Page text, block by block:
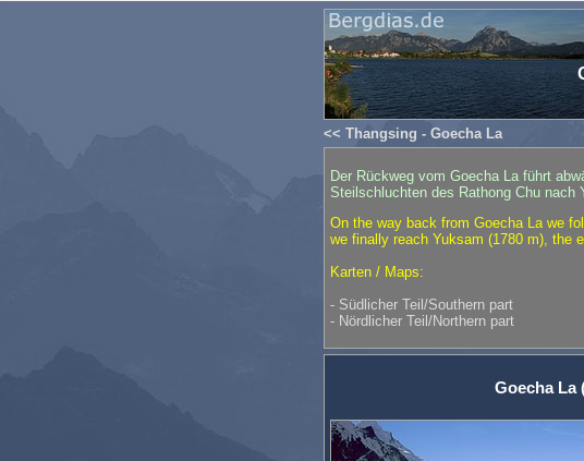
<< Thangsing - Goecha La
Der Rückweg vom Goecha La führt
Steilschluchten des Rathong Chu nach
On the way back from Goecha La we
we finally reach Yuksam (1780 m), the
Karten / Maps:
- Südlicher Teil/Southern part
- Nördlicher Teil/Northern part
Goecha La